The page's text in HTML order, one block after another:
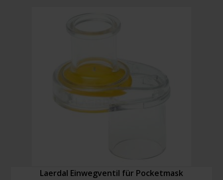
Laerdal Einwegventil für Pocketmask